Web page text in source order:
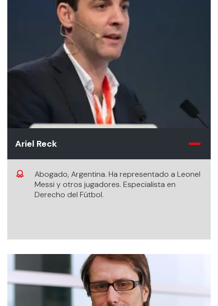
Ariel Reck
Abogado, Argentina. Ha representado a Leonel
Messi y otros jugadores. Especialista en
Derecho del Fútbol.